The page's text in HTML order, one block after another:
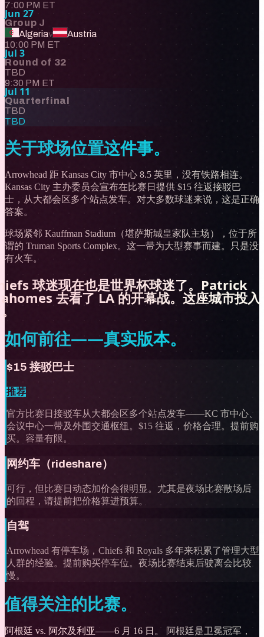
7:00 PM ET
Jun 27
Group J
Algeriav
Austria
10:00 PM ET
Jul 3
Round of 32
TBD
9:30 PM ET
Jul 11
Quarterfinal
TBD
TBD
关于球场位置这件事。
Arrowhead 距 Kansas City 市中心 8.5 英里，没有铁路相连。
Kansas City 主办委员会宣布在比赛日提供 $15 往返接驳巴
士，从大都会区多个站点发车。对大多数球迷来说，这是正确
答案。
球场紧邻 Kauffman Stadium（堪萨斯城皇家队主场），位于所
谓的 Truman Sports Complex。这一带为大型赛事而建。只是没
有火车。
球迷现在也是世界杯球迷了。Patrick
去看了 LA 的开幕战。这座城市投入
如何前往——真实版本。
$15 接驳巴士
推荐
官方比赛日接驳车从大都会区多个站点发车——KC 市中心、
会议中心一带及外围交通枢纽。$15 往返，价格合理。提前购
买。容量有限。
网约车（rideshare）
可行，但比赛日动态加价会很明显。尤其是夜场比赛散场后
的回程，请提前把价格算进预算。
自驾
Arrowhead 有停车场，Chiefs 和 Royals 多年来积累了管理大型
人群的经验。提前购买停车位。夜场比赛结束后驶离会比较
慢。
值得关注的比赛。
阿根廷 vs. 阿尔及利亚——6 月 16 日。
阿根廷是卫冕冠军，